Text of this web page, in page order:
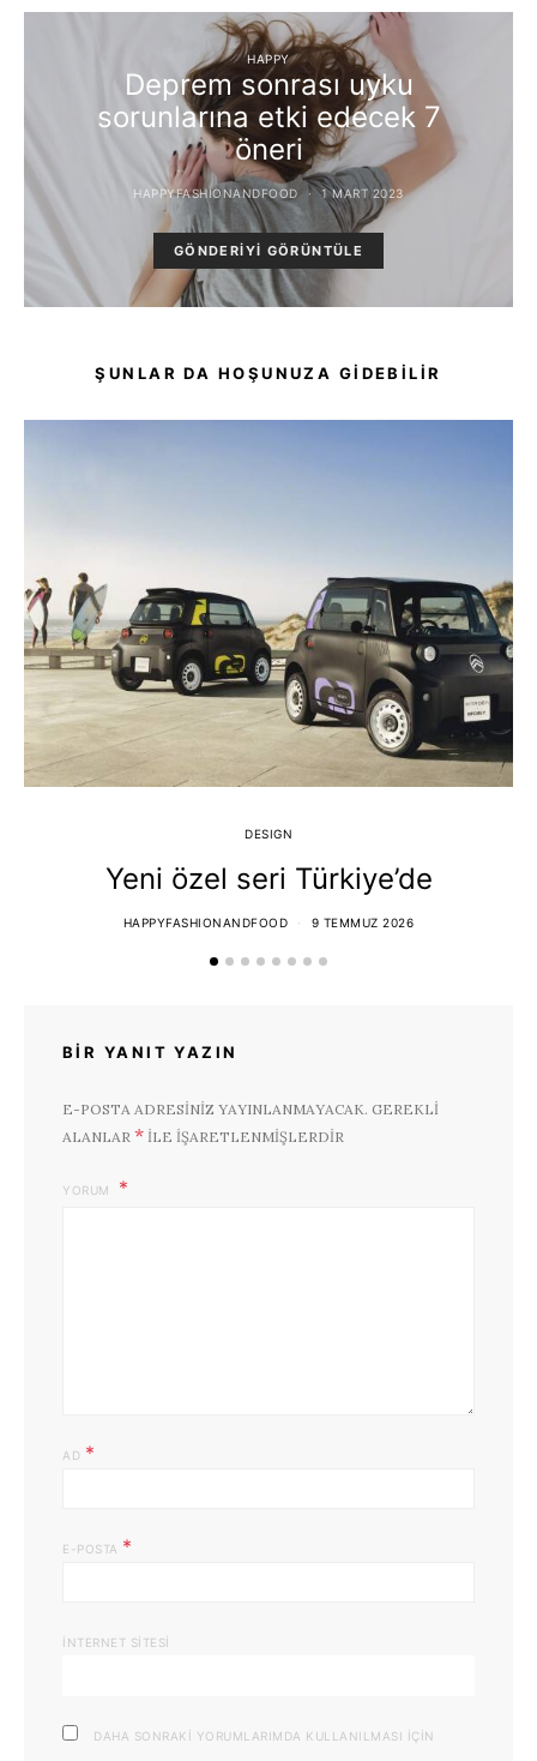
HAPPY
Deprem sonrası uyku
sorunlarına etki edecek 7
öneri
HAPPYFASHIONANDFOOD 1 MART 2023
GÖNDERIYI GÖRÜNTÜLE
ŞUNLAR DA HOŞUNUZA GIDEBILIR
DESIGN
Yeni özel seri Türkiye’de
HAPPYFASHIONANDFOOD 9 TEMMUZ 2026
BIR YANIT YAZIN
E-POSTA ADRESINIZ YAYINLANMAYACAK. GEREKLI
ALANLAR * ILE IŞARETLENMIŞLERDIR
YORUM
AD *
E-POSTA *
İNTERNET SITESI
DAHA SONRAKI YORUMLARIMDA KULLANILMASI IÇIN